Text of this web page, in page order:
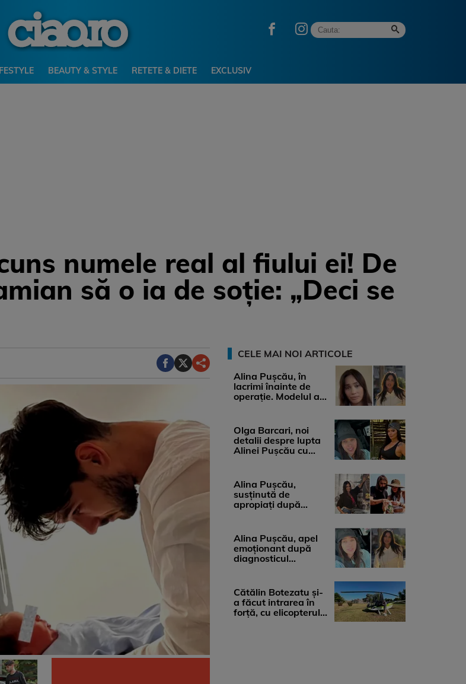
BEAUTY & STYLE RETETE & DIETE EXCLUSIV
numele real al fiului ei! De
să o ia de soție: „Deci se
CELE MAI NOI ARTICOLE
Alina Pușcău, în
lacrimi înainte de
operație. Modelul a
Olga Barcari, noi
detalii despre lupta
Alinei Pușcău cu
Alina Pușcău,
susținută de
apropiați după
medicii, ...
Alina Pușcău, apel
emoționant după
diagnosticul
...
Cătălin Botezatu și-
a făcut intrarea în
forță, cu elicopterul,